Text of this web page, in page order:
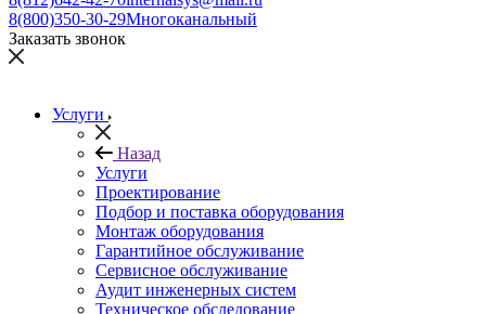
8(800)350-30-29Многоканальный
Заказать звонок
Услуги
Назад
Услуги
Проектирование
Подбор и поставка оборудования
Монтаж оборудования
Гарантийное обслуживание
Сервисное обслуживание
Аудит инженерных систем
Техническое обследование